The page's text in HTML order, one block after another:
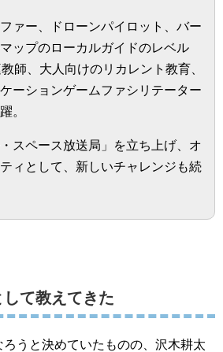
ァー、ドローンパイロット、バー
ップのローカルガイドのレベル
師、大人向けのリカレント教育、
ーションゲームファシリテーター
。
スペース放送局」を立ち上げ、オ
ィとして、新しいチャレンジも続
て教えてきた
うと決めていたものの、沢木耕太